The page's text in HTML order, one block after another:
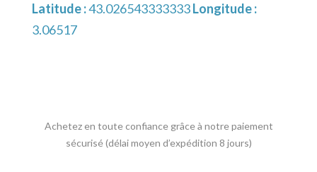
Latitude :43.026543333333Longitude :
3.06517
Achetez en toute confiance grâce à notre paiement
sécurisé (délai moyen d’expédition 8 jours)